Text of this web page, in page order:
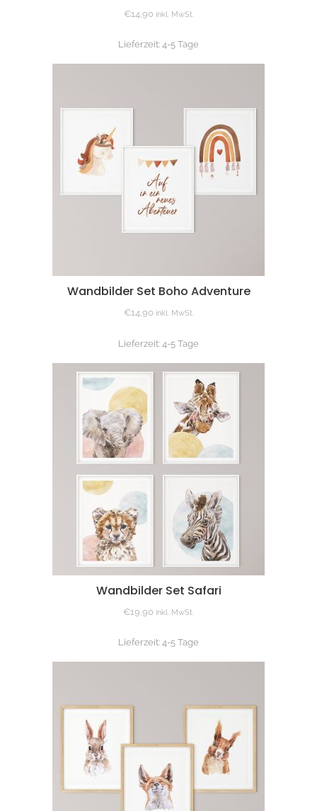
€14,90 inkl. MwSt.
Lieferzeit: 4-5 Tage
Wandbilder Set Boho Adventure
€14,90 inkl. MwSt.
Lieferzeit: 4-5 Tage
Wandbilder Set Safari
€19,90 inkl. MwSt.
Lieferzeit: 4-5 Tage